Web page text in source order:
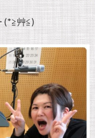
(*≧艸≦)